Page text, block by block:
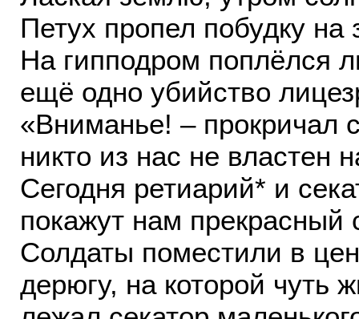
Петух пропел побудку на
На гипподром поплёлся
ещё одно убийство
«Вниманье! – прокричал
никто из нас не властен
Сегодня ретиарий* и
покажут нам
Солдаты поместили в
дерюгу, на которой чуть